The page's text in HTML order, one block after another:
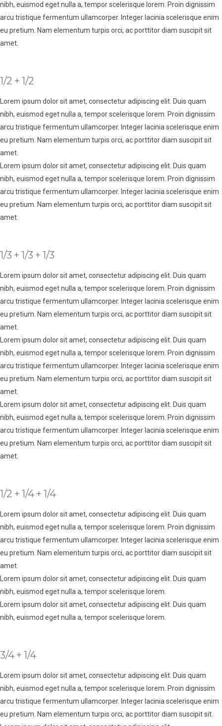
nibh, euismod eget nulla a, tempor scelerisque lorem. Proin dignissim
arcu tristique fermentum ullamcorper. Integer lacinia scelerisque enim
eu pretium. Nam elementum turpis orci, ac porttitor diam suscipit sit
amet.
1/2 + 1/2
Lorem ipsum dolor sit amet, consectetur adipiscing elit. Duis quam
nibh, euismod eget nulla a, tempor scelerisque lorem. Proin dignissim
arcu tristique fermentum ullamcorper. Integer lacinia scelerisque enim
eu pretium. Nam elementum turpis orci, ac porttitor diam suscipit sit
amet.
Lorem ipsum dolor sit amet, consectetur adipiscing elit. Duis quam
nibh, euismod eget nulla a, tempor scelerisque lorem. Proin dignissim
arcu tristique fermentum ullamcorper. Integer lacinia scelerisque enim
eu pretium. Nam elementum turpis orci, ac porttitor diam suscipit sit
amet.
1/3 + 1/3 + 1/3
Lorem ipsum dolor sit amet, consectetur adipiscing elit. Duis quam
nibh, euismod eget nulla a, tempor scelerisque lorem. Proin dignissim
arcu tristique fermentum ullamcorper. Integer lacinia scelerisque enim
eu pretium. Nam elementum turpis orci, ac porttitor diam suscipit sit
amet.
Lorem ipsum dolor sit amet, consectetur adipiscing elit. Duis quam
nibh, euismod eget nulla a, tempor scelerisque lorem. Proin dignissim
arcu tristique fermentum ullamcorper. Integer lacinia scelerisque enim
eu pretium. Nam elementum turpis orci, ac porttitor diam suscipit sit
amet.
Lorem ipsum dolor sit amet, consectetur adipiscing elit. Duis quam
nibh, euismod eget nulla a, tempor scelerisque lorem. Proin dignissim
arcu tristique fermentum ullamcorper. Integer lacinia scelerisque enim
eu pretium. Nam elementum turpis orci, ac porttitor diam suscipit sit
amet.
1/2 + 1/4 + 1/4
Lorem ipsum dolor sit amet, consectetur adipiscing elit. Duis quam
nibh, euismod eget nulla a, tempor scelerisque lorem. Proin dignissim
arcu tristique fermentum ullamcorper. Integer lacinia scelerisque enim
eu pretium. Nam elementum turpis orci, ac porttitor diam suscipit sit
amet.
Lorem ipsum dolor sit amet, consectetur adipiscing elit. Duis quam
nibh, euismod eget nulla a, tempor scelerisque lorem.
Lorem ipsum dolor sit amet, consectetur adipiscing elit. Duis quam
nibh, euismod eget nulla a, tempor scelerisque lorem.
3/4 + 1/4
Lorem ipsum dolor sit amet, consectetur adipiscing elit. Duis quam
nibh, euismod eget nulla a, tempor scelerisque lorem. Proin dignissim
arcu tristique fermentum ullamcorper. Integer lacinia scelerisque enim
eu pretium. Nam elementum turpis orci, ac porttitor diam suscipit sit.